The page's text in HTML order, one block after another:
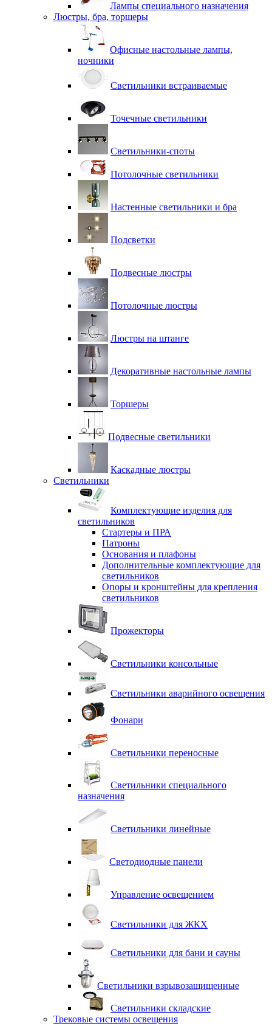
Лампы специального назначения
Люстры, бра, торшеры
Офисные настольные лампы,
ночники
Светильники встраиваемые
Точечные светильники
Светильники-споты
Потолочные светильники
Настенные светильники и бра
Подсветки
Подвесные люстры
Потолочные люстры
Люстры на штанге
Декоративные настольные лампы
Торшеры
Подвесные светильники
Каскадные люстры
Светильники
Комплектующие изделия для
светильников
Стартеры и ПРА
Патроны
Основания и плафоны
Дополнительные комплектующие для
светильников
Опоры и кронштейны для крепления
светильников
Прожекторы
Светильники консольные
Светильники аварийного освещения
Фонари
Светильники переносные
Светильники специального
назначения
Светильники линейные
Светодиодные панели
Управление освещением
Светильники для ЖКХ
Светильники для бани и сауны
Светильники взрывозащищенные
Светильники складские
Трековые системы освещения